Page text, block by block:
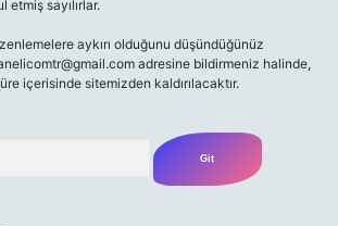
etmiş sayılırlar.
aykırı olduğunu düşündüğünüz
adresine bildirmeniz halinde,
içerisinde sitemizden kaldırılacaktır.